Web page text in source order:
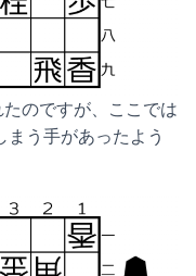
のですが、ここでは
う手があったよう